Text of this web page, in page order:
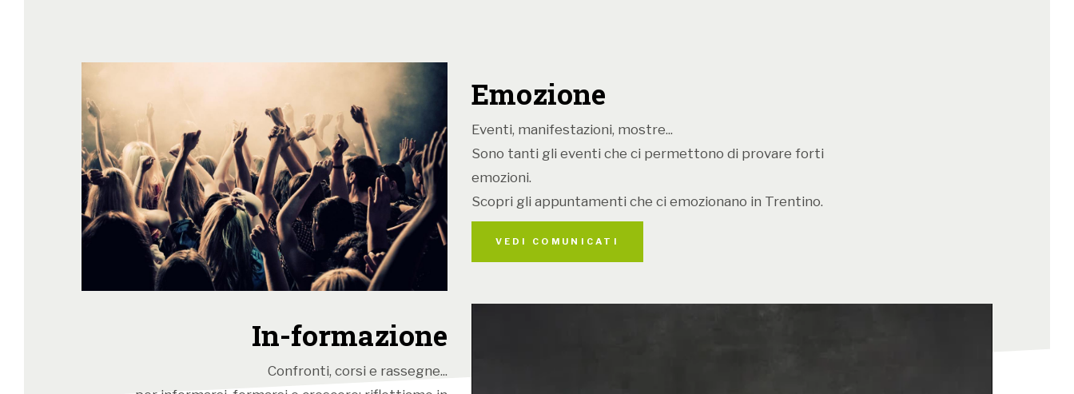
Emozione
Eventi, manifestazioni, mostre...
Sono tanti gli eventi che ci permettono di provare forti
emozioni.
Scopri gli appuntamenti che ci emozionano in Trentino.
VEDI COMUNICATI
In-formazione
Confronti, corsi e rassegne...